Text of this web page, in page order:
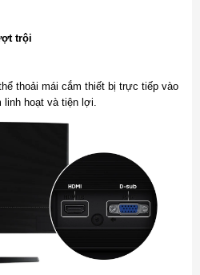
trội
thoải mái cắm thiết bị trực tiếp vào
hoạt và tiện lợi.